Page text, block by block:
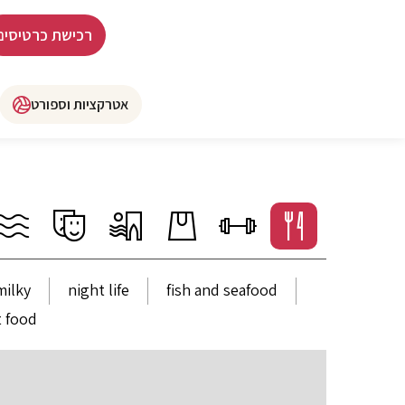
רכישת
אטרקציות וספורט
night life
fish and seafood
food